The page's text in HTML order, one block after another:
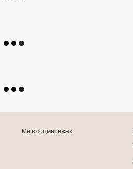
Ми в соцмережах